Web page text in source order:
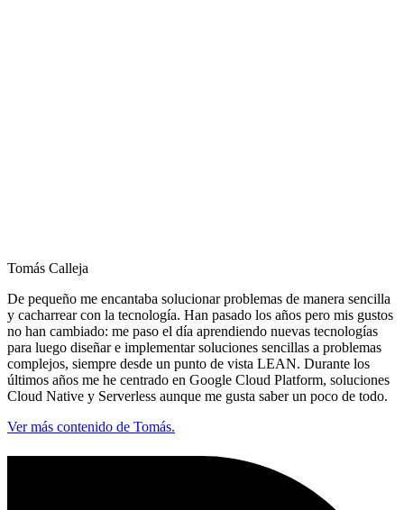
Tomás Calleja
De pequeño me encantaba solucionar problemas de manera sencilla
y cacharrear con la tecnología. Han pasado los años pero mis gustos
no han cambiado: me paso el día aprendiendo nuevas tecnologías
para luego diseñar e implementar soluciones sencillas a problemas
complejos, siempre desde un punto de vista LEAN. Durante los
últimos años me he centrado en Google Cloud Platform, soluciones
Cloud Native y Serverless aunque me gusta saber un poco de todo.
Ver más contenido de Tomás.